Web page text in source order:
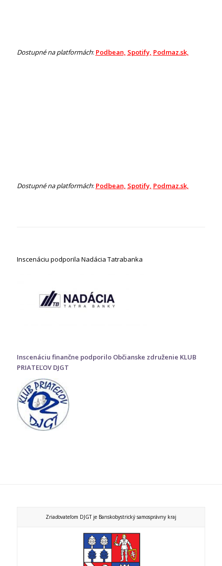
​Dostupné na platformách: Podbean, Spotify, Podmaz.sk,
​Dostupné na platformách: Podbean, Spotify, Podmaz.sk,
Inscenáciu podporila Nadácia Tatrabanka
Inscenáciu finančne podporilo Občianske združenie KLUB
PRIATEĽOV DJGT
Zriaďovateľom DJGT je Banskobystrický samosprávny kraj